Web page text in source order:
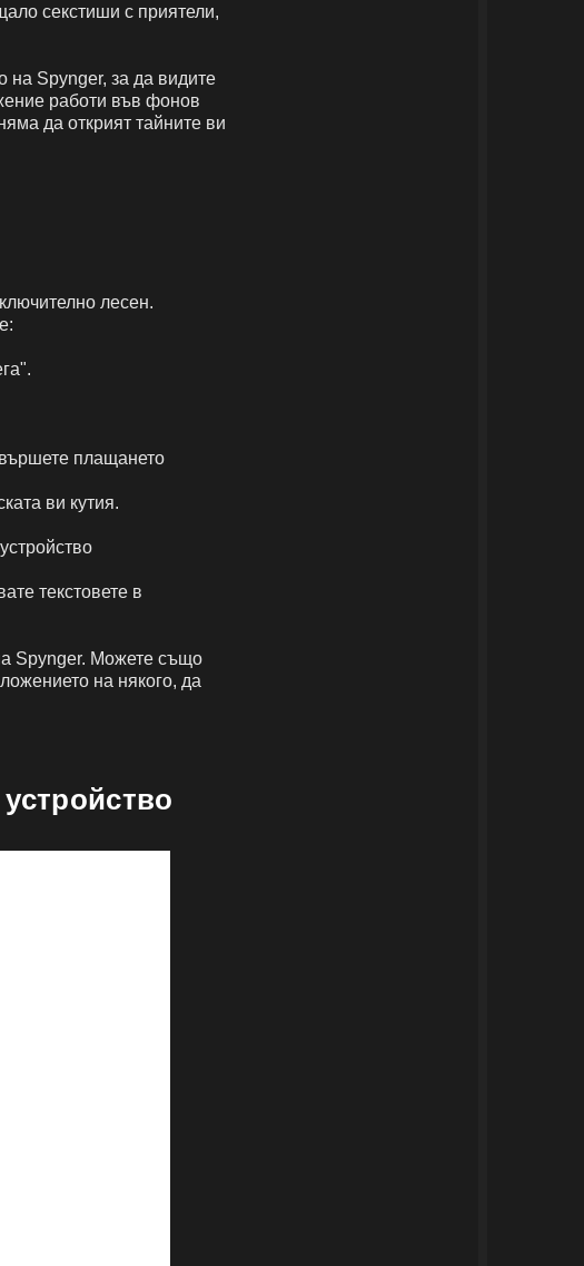
секстиши с приятели,
на Spynger, за да видите
работи във фонов
да открият тайните ви
лесен.
плащането
ви кутия.
текстовете в
Spynger. Можете също
на някого, да